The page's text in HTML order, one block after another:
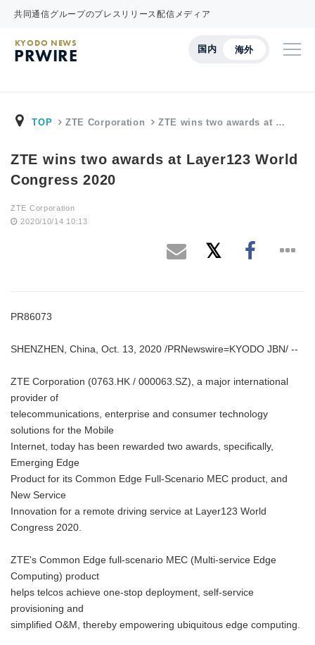
共同通信グループのプレスリリース配信メディア
国内 海外
KYODO NEWS
PRWIRE
TOP ZTE Corporation ZTE wins two awards at …
ZTE wins two awards at Layer123 World
Congress 2020
ZTE Corporation
2020/10/14 10:13
PR86073
SHENZHEN, China, Oct. 13, 2020 /PRNewswire=KYODO JBN/ --
ZTE Corporation (0763.HK / 000063.SZ), a major international
provider of
telecommunications, enterprise and consumer technology
solutions for the Mobile
Internet, today has been rewarded two awards, specifically,
Emerging Edge
Product for its Common Edge Full-Scenario MEC product, and
New Service
Innovation for a remote driving service at Layer123 World
Congress 2020.
ZTE's Common Edge full-scenario MEC (Multi-service Edge
Computing) product
helps telcos achieve one-stop deployment, self-service
provisioning and
simplified O&M, thereby empowering ubiquitous edge computing.